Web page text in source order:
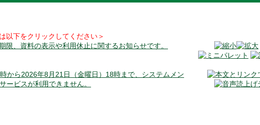
下をクリックしてください＞
限、資料の表示や利用休止に関するお知らせです。
から2026年8月21日（金曜日）18時まで、システムメン
ービスが利用できません。